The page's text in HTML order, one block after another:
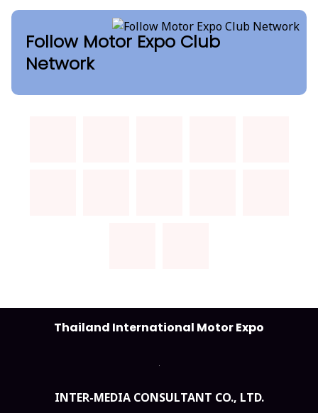
Follow Motor Expo Club
Network
Thailand International Motor Expo
INTER-MEDIA CONSULTANT CO., LTD.